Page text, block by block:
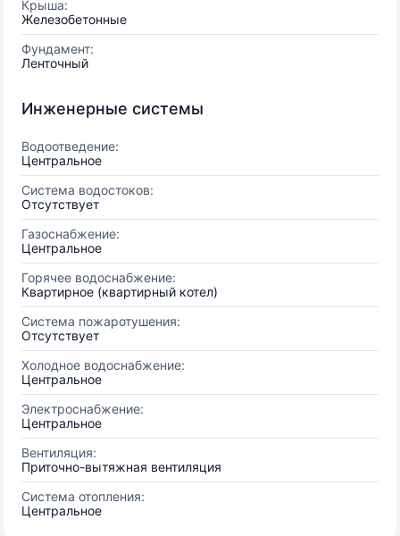
Крыша:
Железобетонные
Фундамент:
Ленточный
Инженерные системы
Водоотведение:
Центральное
Система водостоков:
Отсутствует
Газоснабжение:
Центральное
Горячее водоснабжение:
Квартирное (квартирный котел)
Система пожаротушения:
Отсутствует
Холодное водоснабжение:
Центральное
Электроснабжение:
Центральное
Вентиляция:
Приточно-вытяжная вентиляция
Система отопления:
Центральное